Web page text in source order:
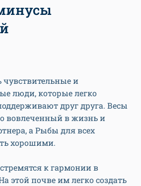
чувствительные и
люди, которые легко
друг друга. Весы
вовлеченный в жизнь и
а Рыбы для всех
хорошими.
к гармонии в
этой почве им легко создать